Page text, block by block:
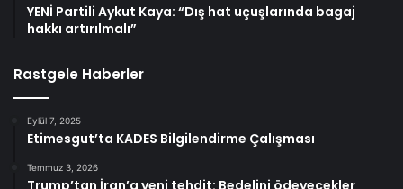
YENİ Partili Aykut Kaya: “Dış hat uçuşlarında bagaj
hakkı artırılmalı”
Rastgele Haberler
Eylül 7, 2025
Etimesgut’ta KADES Bilgilendirme Çalışması
Temmuz 3, 2026
Trump’tan İran’a yeni tehdit: Bedelini ödeyecekler